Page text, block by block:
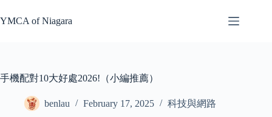
to
content
YMCA of Niagara
手機配對10大好處2026!（小編推薦）
benlau February 17, 2025 科技與網路